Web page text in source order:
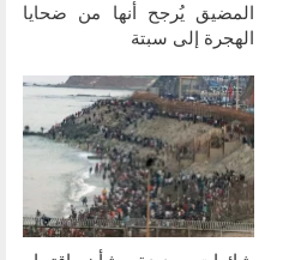
المضيق يُرجح أنها من ضحايا
الهجرة إلى سبتة